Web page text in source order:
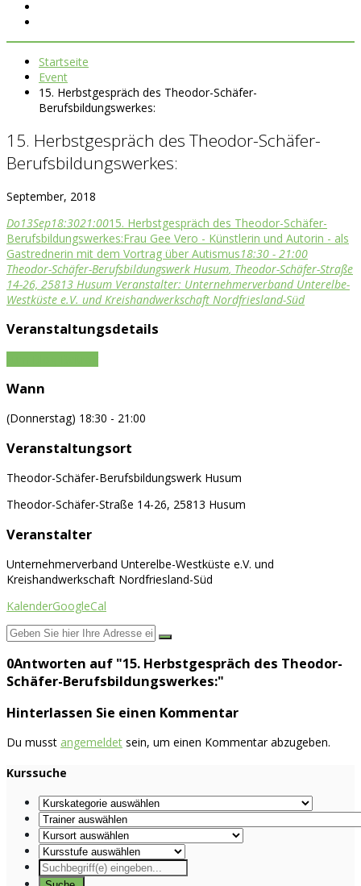
Startseite
Event
15. Herbstgespräch des Theodor-Schäfer-
Berufsbildungswerkes:
15. Herbstgespräch des Theodor-Schäfer-
Berufsbildungswerkes:
September, 2018
Do13Sep18:3021:0015. Herbstgespräch des Theodor-Schäfer-
Berufsbildungswerkes:Frau Gee Vero - Künstlerin und Autorin - als
Gastrednerin mit dem Vortrag über Autismus18:30 - 21:00
Theodor-Schäfer-Berufsbildungswerk Husum, Theodor-Schäfer-Straße
14-26, 25813 Husum Veranstalter: Unternehmerverband Unterelbe-
Westküste e.V. und Kreishandwerkschaft Nordfriesland-Süd
Veranstaltungsdetails
Wann
(Donnerstag) 18:30 - 21:00
Veranstaltungsort
Theodor-Schäfer-Berufsbildungswerk Husum
Theodor-Schäfer-Straße 14-26, 25813 Husum
Veranstalter
Unternehmerverband Unterelbe-Westküste e.V. und
Kreishandwerkschaft Nordfriesland-Süd
KalenderGoogleCal
0Antworten auf "15. Herbstgespräch des Theodor-
Schäfer-Berufsbildungswerkes:"
Hinterlassen Sie einen Kommentar
Du musst angemeldet sein, um einen Kommentar abzugeben.
Kurssuche